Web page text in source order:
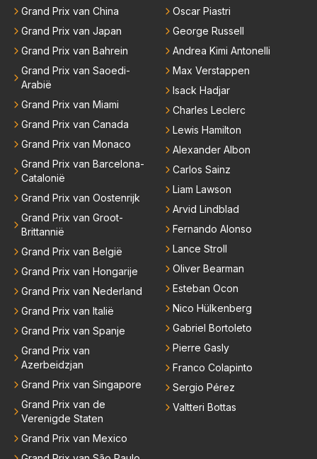
horen zeggen. Eigenlijk nog geen enkele andere cou
reur...
ch echt te kort ..
Grand Prix van China
Grand Prix van Japan
Grand Prix van Bahrein
Grand Prix van Saoedi-
Arabië
Grand Prix van Miami
Grand Prix van Canada
Grand Prix van Monaco
Grand Prix van Barcelona-
Catalonië
Grand Prix van Oostenrijk
Grand Prix van Groot-
Brittannië
Grand Prix van België
Grand Prix van Hongarije
Grand Prix van Nederland
Grand Prix van Italië
Grand Prix van Spanje
Grand Prix van
Azerbeidzjan
Grand Prix van Singapore
Grand Prix van de
Verenigde Staten
Grand Prix van Mexico
Oscar Piastri
George Russell
Andrea Kimi Antonelli
Max Verstappen
Isack Hadjar
Charles Leclerc
Lewis Hamilton
Alexander Albon
Carlos Sainz
Liam Lawson
Arvid Lindblad
Fernando Alonso
Lance Stroll
Oliver Bearman
Esteban Ocon
Nico Hülkenberg
Gabriel Bortoleto
Pierre Gasly
Franco Colapinto
Sergio Pérez
Valtteri Bottas